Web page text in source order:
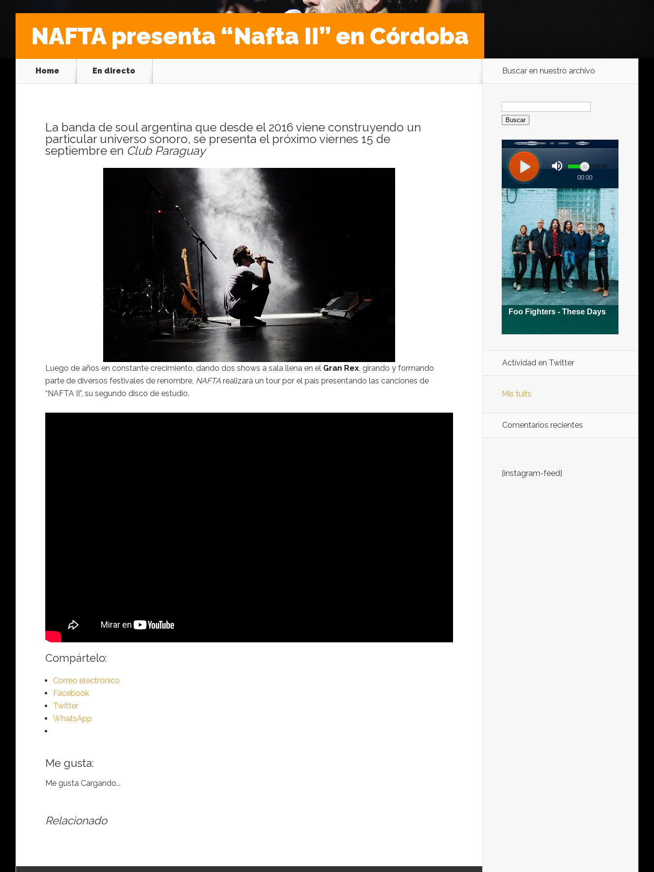
NAFTA presenta “Nafta II” en Córdoba
Home En directo
La banda de soul argentina que desde el 2016 viene construyendo un
particular universo sonoro, se presenta el próximo viernes 15 de
septiembre en Club Paraguay
Luego de años en constante crecimiento, dando dos shows a sala llena en el Gran Rex, girando y formando
parte de diversos festivales de renombre, NAFTA realizará un tour por el país presentando las canciones de
“NAFTA II”, su segundo disco de estudio.
Compártelo:
Correo electrónico
Facebook
Twitter
WhatsApp
Me gusta:
Me gusta Cargando...
Relacionado
Buscar en nuestro archivo
Buscar:
Actividad en Twitter
Mis tuits
Comentarios recientes
[instagram-feed]